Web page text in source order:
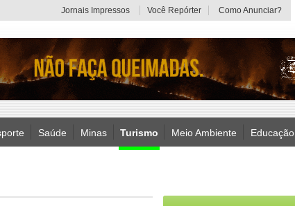
Jornais Impressos Você Repórter Como Anunciar?
Saúde Minas Turismo Meio Ambiente Educação